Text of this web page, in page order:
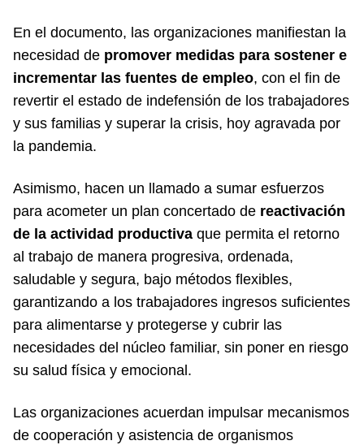
En el documento, las organizaciones manifiestan la
necesidad de promover medidas para sostener e
incrementar las fuentes de empleo, con el fin de
revertir el estado de indefensión de los trabajadores
y sus familias y superar la crisis, hoy agravada por
la pandemia.
Asimismo, hacen un llamado a sumar esfuerzos
para acometer un plan concertado de reactivación
de la actividad productiva que permita el retorno
al trabajo de manera progresiva, ordenada,
saludable y segura, bajo métodos flexibles,
garantizando a los trabajadores ingresos suficientes
para alimentarse y protegerse y cubrir las
necesidades del núcleo familiar, sin poner en riesgo
su salud física y emocional.
Las organizaciones acuerdan impulsar mecanismos
de cooperación y asistencia de organismos